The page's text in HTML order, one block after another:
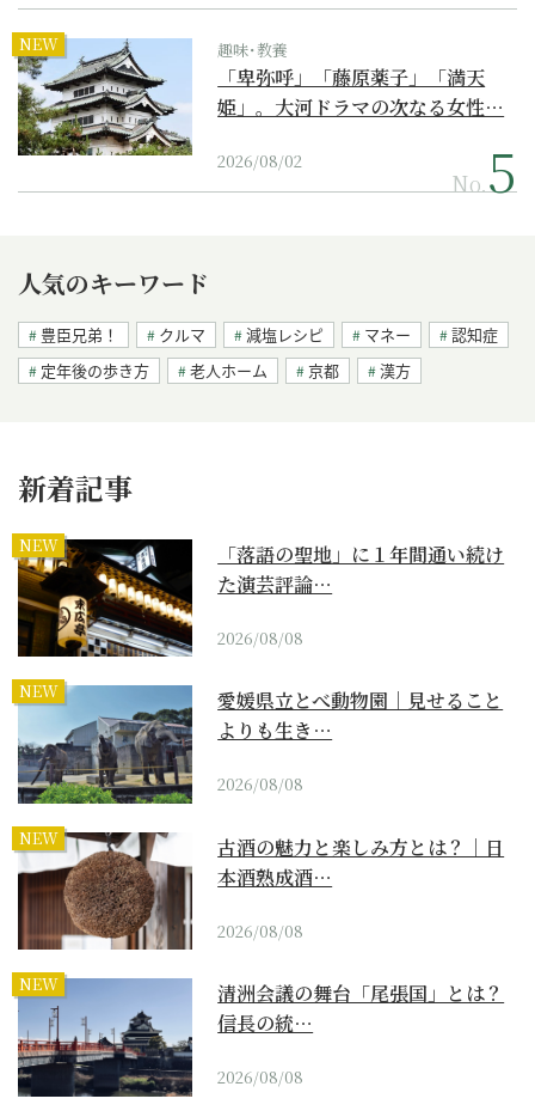
NEW 趣味･教養
「卑弥呼」「藤原薬子」「満天
姫」。大河ドラマの次なる女性…
2026/08/02
No.
人気のキーワード
豊臣兄弟！ クルマ 減塩レシピ マネー
認知症
定年後の歩き方
老人ホーム 京都 漢方
新着記事
NEW
「落語の聖地」に１年間通い続け
た演芸評論…
2026/08/08
NEW
愛媛県立とべ動物園｜見せること
よりも生き…
2026/08/08
NEW
古酒の魅力と楽しみ方とは？｜日
本酒熟成酒…
2026/08/08
NEW
清洲会議の舞台「尾張国」とは？
信長の統…
2026/08/08